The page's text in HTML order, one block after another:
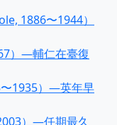
1886〜1944）
）—輔仁在臺復
〜1935）—英年早
）—任期最久